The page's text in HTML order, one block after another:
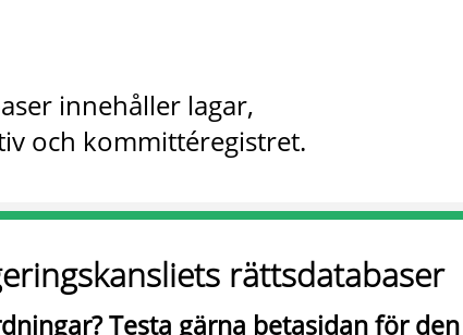
innehåller lagar,
och kommittéregistret.
rättsdatabaser
Testa gärna betasidan för